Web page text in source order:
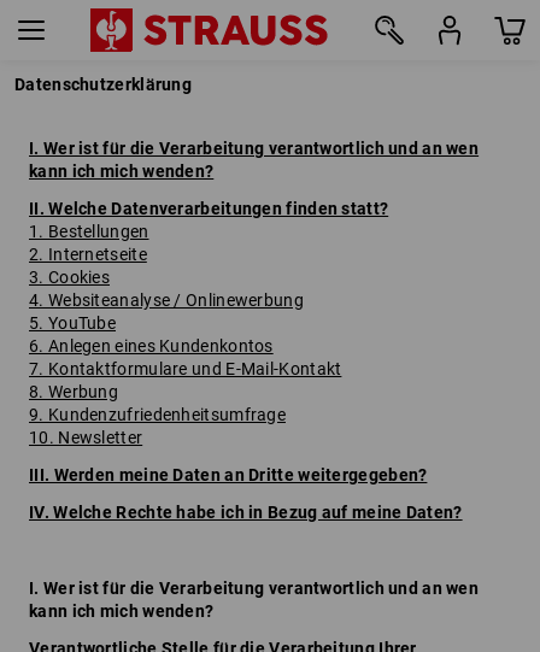
Datenschutzerklärung
I. Wer ist für die Verarbeitung verantwortlich und an wen
kann ich mich wenden?
II. Welche Datenverarbeitungen finden statt?
1. Bestellungen
2. Internetseite
3. Cookies
4. Websiteanalyse / Onlinewerbung
5. YouTube
6. Anlegen eines Kundenkontos
7. Kontaktformulare und E-Mail-Kontakt
8. Werbung
9. Kundenzufriedenheitsumfrage
10. Newsletter
III. Werden meine Daten an Dritte weitergegeben?
IV. Welche Rechte habe ich in Bezug auf meine Daten?
I. Wer ist für die Verarbeitung verantwortlich und an wen
kann ich mich wenden?